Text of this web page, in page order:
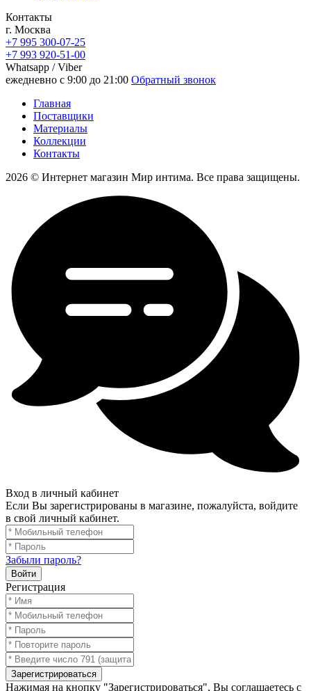
Контакты
г. Москва
+7 995 300-07-25
+7 993 920-51-00
Whatsapp / Viber
ежедневно с 9:00 до 21:00 Обратный звонок
Главная
Поставщики
Материалы
Коллекции
Контакты
2026 © Интернет магазин Мир интима. Все права защищены.
Вход в личный кабинет
Если Вы зарегистрированы в магазине, пожалуйста, войдите
в свой личный кабинет.
Забыли пароль?
Войти
Регистрация
Зарегистрироваться
Нажимая на кнопку "Зарегистрироваться", Вы соглашаетесь с